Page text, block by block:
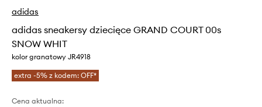
adidas
adidas sneakersy dziecięce GRAND COURT 00s
SNOW WHIT
kolor granatowy JR4918
extra -5% z kodem: OFF*
Cena aktualna: